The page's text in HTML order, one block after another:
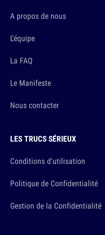
A propos de nous
L'équipe
La FAQ
Le Manifeste
Nous contacter
LES TRUCS SÉRIEUX
Conditions d'utilisation
Politique de Confidentialité
Gestion de la Confidentialité